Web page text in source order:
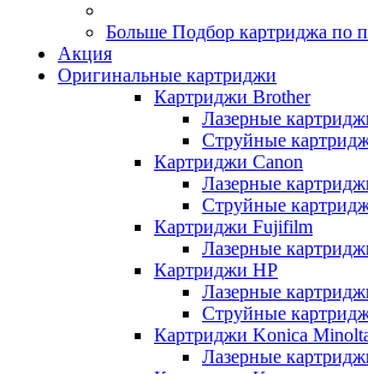
Больше Подбор картриджа по
Акция
Оригинальные картриджи
Картриджи Brother
Лазерные
Струйные
Картриджи Canon
Лазерные
Струйные
Картриджи Fujifilm
Лазерные
Картриджи HP
Лазерные
Струйные
Картриджи Konica
Лазерные